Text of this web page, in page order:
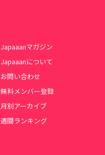
Japaaanマガジン
Japaaanについて
お問い合わせ
無料メンバー登録
月別アーカイブ
週間ランキング